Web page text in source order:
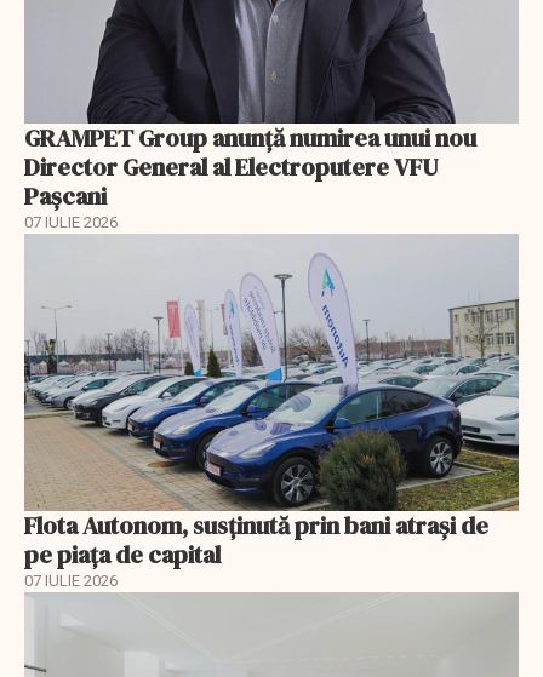
GRAMPET Group anunță numirea unui nou
Director General al Electroputere VFU
Pașcani
07 IULIE 2026
Flota Autonom, susținută prin bani atrași de
pe piața de capital
07 IULIE 2026